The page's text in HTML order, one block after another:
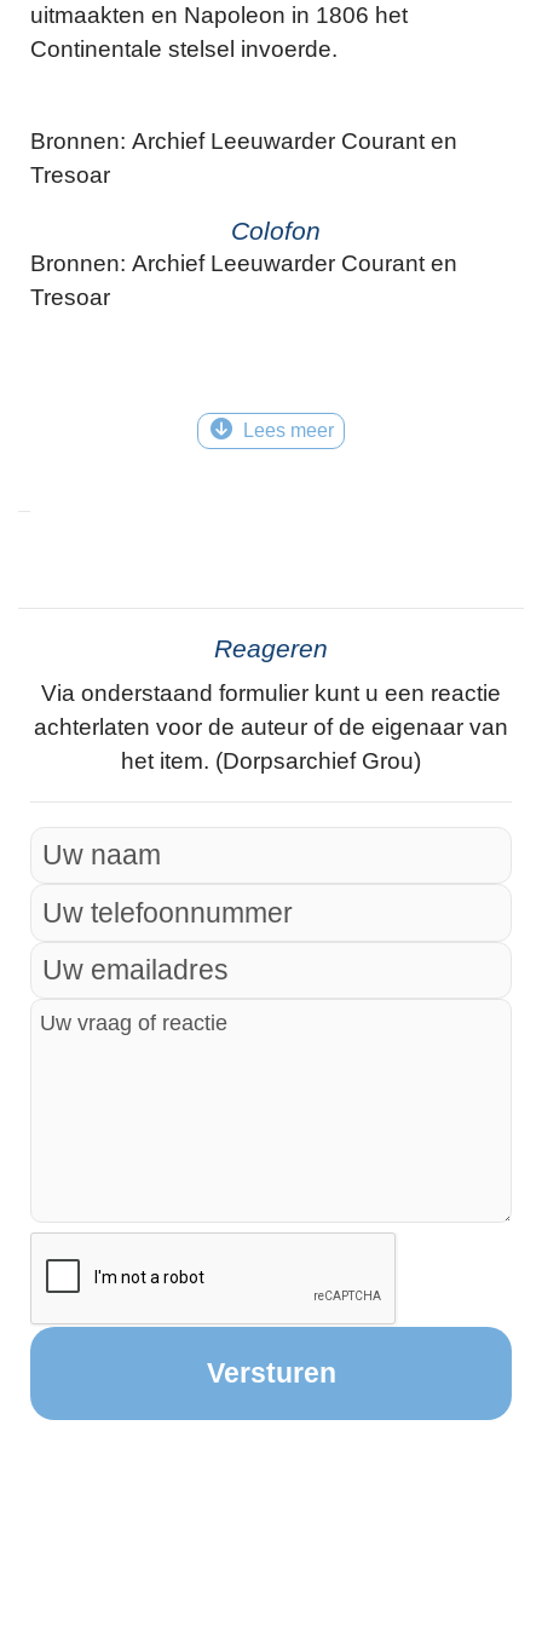
uitmaakten en Napoleon in 1806 het
Continentale stelsel invoerde.
Bronnen: Archief Leeuwarder Courant en
Tresoar
Colofon
Bronnen: Archief Leeuwarder Courant en
Tresoar
Lees meer
Reageren
Via onderstaand formulier kunt u een reactie
achterlaten voor de auteur of de eigenaar van
het item. (Dorpsarchief Grou)